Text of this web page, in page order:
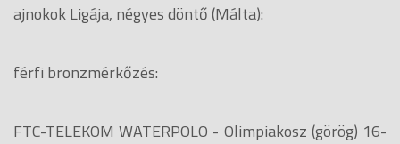
ajnokok Ligája, négyes döntő (Málta):
férfi bronzmérkőzés:
FTC-TELEKOM WATERPOLO - Olimpiakosz (görög) 16-